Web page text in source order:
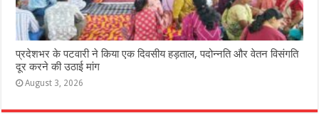
प्रदेशभर के पटवारी ने किया एक दिवसीय हड़ताल, पदोन्नति और वेतन विसंगति
दूर करने की उठाई मांग
August 3, 2026